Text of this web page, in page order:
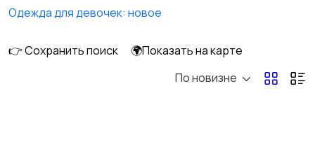
Одежда для девочек: новое
👉 Сохранить поиск
🌍Показать на карте
По новизне